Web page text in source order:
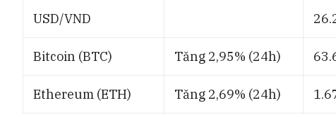
USD/VND
Bitcoin (BTC) Tăng 2,95% (24h)
Ethereum (ETH) Tăng 2,69% (24h)